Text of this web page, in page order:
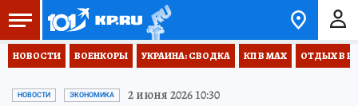
НОВОСТИ ВОЕНКОРЫ УКРАИНА: СВОДКА КП В МАХ ОТДЫХ В
НОВОСТИ ЭКОНОМИКА 2 июня 2026 10:30